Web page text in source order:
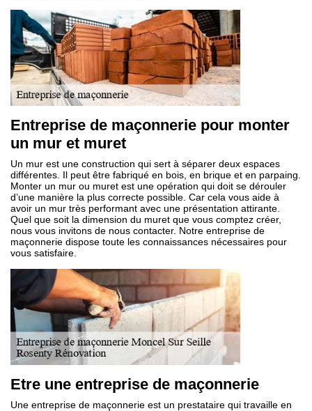
Entreprise de maçonnerie pour monter
un mur et muret
Un mur est une construction qui sert à séparer deux espaces
différentes. Il peut être fabriqué en bois, en brique et en parpaing.
Monter un mur ou muret est une opération qui doit se dérouler
d’une manière la plus correcte possible. Car cela vous aide à
avoir un mur très performant avec une présentation attirante.
Quel que soit la dimension du muret que vous comptez créer,
nous vous invitons de nous contacter. Notre entreprise de
maçonnerie dispose toute les connaissances nécessaires pour
vous satisfaire.
Etre une entreprise de maçonnerie
Une entreprise de maçonnerie est un prestataire qui travaille en